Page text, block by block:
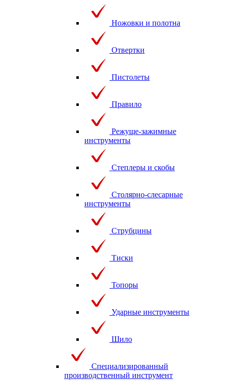
Ножовки и полотна
Отвертки
Пистолеты
Правило
Режуще-зажимные
инструменты
Степлеры и скобы
Столярно-слесарные
инструменты
Струбцины
Тиски
Топоры
Ударные инструменты
Шило
Специализированный
производственный инструмент